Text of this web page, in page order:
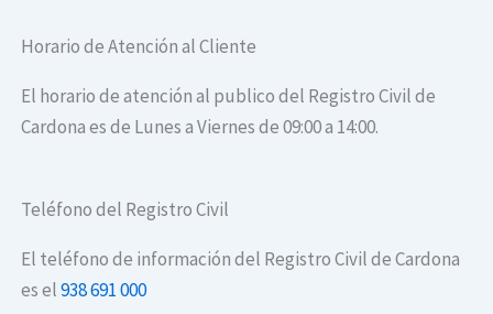
Horario de Atención al Cliente
El horario de atención al publico del Registro Civil de
Cardona es de Lunes a Viernes de 09:00 a 14:00.
Teléfono del Registro Civil
El teléfono de información del Registro Civil de Cardona
es el938 691 000